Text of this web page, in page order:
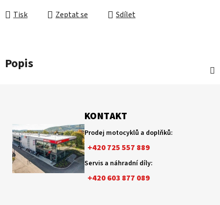
Tisk Zeptat se Sdílet
Popis
KONTAKT
Prodej motocyklů a doplňků:
+420 725 557 889
Servis a náhradní díly:
+420 603 877 089